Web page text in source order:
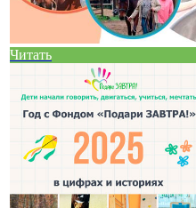
Читать